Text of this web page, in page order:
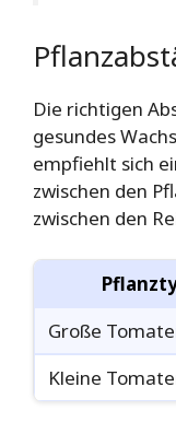
Die richtigen
gesundes
empfiehlt sich
zwischen den
zwischen den
Große
Kleine